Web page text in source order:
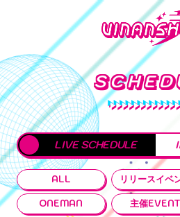
LIVE SCHEDULE
ALL リリースイベ
ONEMAN 主催EVENT